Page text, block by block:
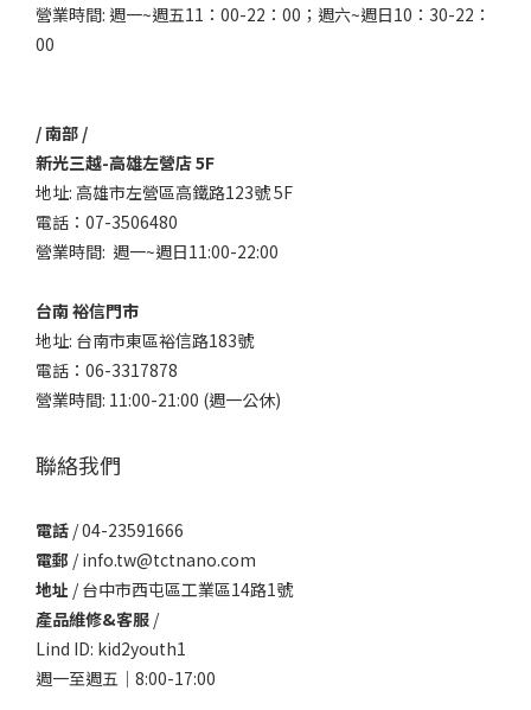
營業時間: 週一~週五11：00-22：00；週六~週日10：30-22：
00
/ 南部 /
新光三越-高雄左營店 5F
地址: 高雄市左營區高鐵路123號 5F
電話：07-3506480
營業時間: 週一~週日11:00-22:00
台南 裕信門市
地址: 台南市東區裕信路183號
電話：06-3317878
營業時間: 11:00-21:00 (週一公休)
聯絡我們
電話 / 04-23591666
電郵 / info.tw@tctnano.com
地址 / 台中市西屯區工業區14路1號
產品維修&客服 /
Lind ID: kid2youth1
週一至週五｜8:00-17:00